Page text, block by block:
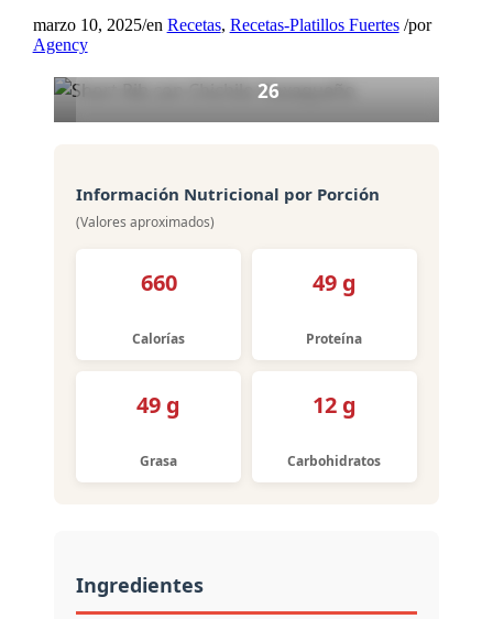
marzo 10, 2025/en Recetas, Recetas-Platillos Fuertes /por
Agency
5–6 hrs
26
Información Nutricional por Porción
(Valores aproximados)
660
Calorías
49 g
Proteína
49 g
Grasa
12 g
Carbohidratos
Ingredientes